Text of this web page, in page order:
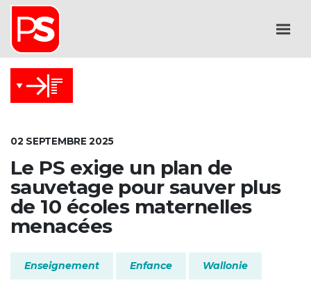
02 SEPTEMBRE 2025
Le PS exige un plan de
sauvetage pour sauver plus
de 10 écoles maternelles
menacées
Enseignement Enfance Wallonie